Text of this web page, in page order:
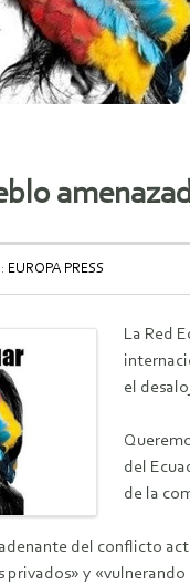
EUROPA PRESS
La Red
el
del
de la
del conflicto
y